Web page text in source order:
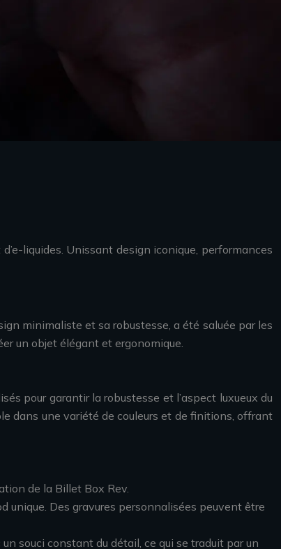
liquides. Unissant design iconique, performances
minimaliste et sa robustesse, a été saluée par les
un objet élégant et ergonomique.
pour garantir la robustesse et l’aspect luxueux du
dans une variété de couleurs et de finitions, offrant
de la Billet Box Rev.
unique. Des gravures personnalisées peuvent être
souci constant du détail, ce qui se traduit par un